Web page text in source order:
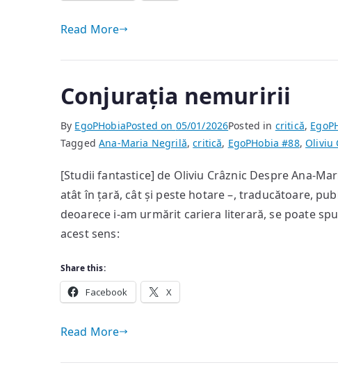
Read More
Conjurația nemuririi
By EgoPHobiaPosted on 05/01/2026Posted in critică,
TaggedAna-Maria Negrilă,critică, EgoPHobia #88,Oliviu
[Studii fantastice] de Oliviu Crâznic Despre Ana-
atât în țară, cât și peste hotare –, traducătoare,
deoarece i-am urmărit cariera literară, se poate
acest sens:
Share this:
Facebook X
Read More